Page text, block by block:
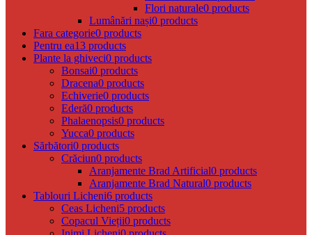
Flori naturale0 products
Lumânări nași0 products
Fara categorie0 products
Pentru ea13 products
Plante la ghiveci0 products
Bonsai0 products
Dracena0 products
Echiverie0 products
Ederă0 products
Phalaenopsis0 products
Yucca0 products
Sărbători0 products
Crăciun0 products
Aranjamente Brad Artificial0 products
Aranjamente Brad Natural0 products
Tablouri Licheni6 products
Ceas Licheni5 products
Copacul Vieții0 products